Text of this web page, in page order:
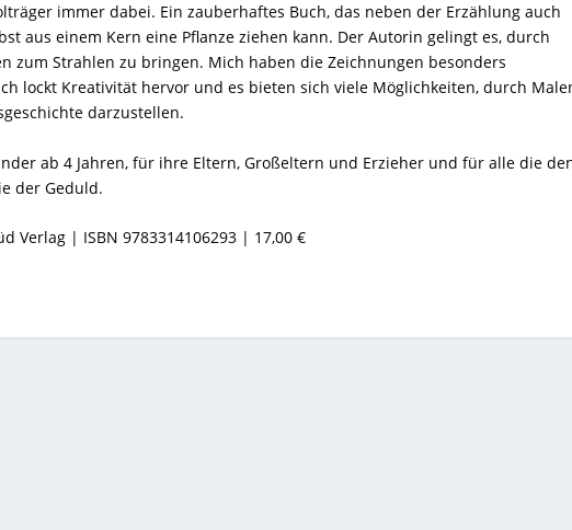
immer dabei. Ein zauberhaftes Buch, das neben der Erzählung auch
aus einem Kern eine Pflanze ziehen kann. Der Autorin gelingt es, durch
zum Strahlen zu bringen. Mich haben die Zeichnungen besonders
lockt Kreativität hervor und es bieten sich viele Möglichkeiten, durch
darzustellen.
ab 4 Jahren, für ihre Eltern, Großeltern und Erzieher und für alle die
der Geduld.
Verlag | ISBN 9783314106293 | 17,00 €